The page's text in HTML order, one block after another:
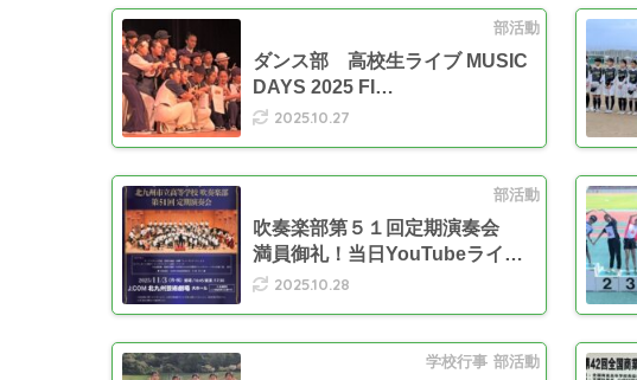
部活動
ダンス部 高校生ライブ MUSIC
DAYS 2025 FI…
2025.10.27
部活動
吹奏楽部第５１回定期演奏会
満員御礼！当日YouTubeライ…
2025.10.28
学校行事 部活動